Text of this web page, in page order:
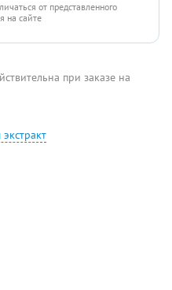
от представленного
на сайте
при заказе на